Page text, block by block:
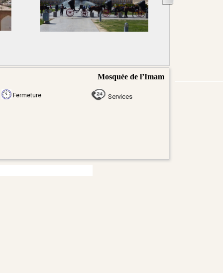
Mosquée de l’Imam
Fermeture Services